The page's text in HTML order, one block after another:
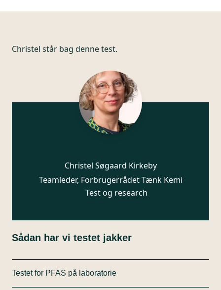
Christel står bag denne test.
Christel Søgaard Kirkeby
Teamleder, Forbrugerrådet Tænk Kemi
Test og research
Sådan har vi testet jakker
Testet for PFAS på laboratorie